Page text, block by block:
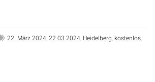
22. März 2024,22.03.2024, Heidelberg, kostenlos,